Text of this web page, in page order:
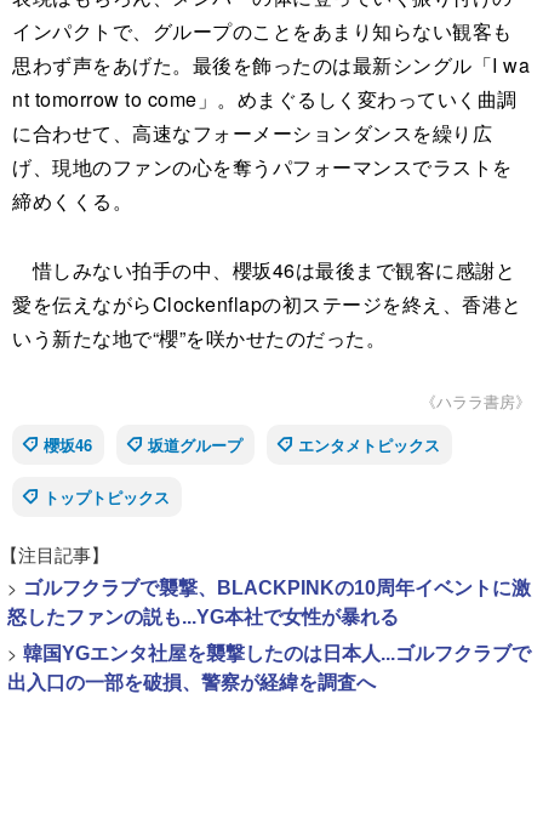
インパクトで、グループのことをあまり知らない観客も
思わず声をあげた。最後を飾ったのは最新シングル「I wa
nt tomorrow to come」。めまぐるしく変わっていく曲調
に合わせて、高速なフォーメーションダンスを繰り広
げ、現地のファンの心を奪うパフォーマンスでラストを
締めくくる。
惜しみない拍手の中、櫻坂46は最後まで観客に感謝と
愛を伝えながらClockenflapの初ステージを終え、香港と
いう新たな地で“櫻”を咲かせたのだった。
《ハララ書房》
櫻坂46
坂道グループ エンタメトピックス
トップトピックス
【注目記事】
> ゴルフクラブで襲撃、BLACKPINKの10周年イベントに激
怒したファンの説も...YG本社で女性が暴れる
> 韓国YGエンタ社屋を襲撃したのは日本人...ゴルフクラブで
出入口の一部を破損、警察が経緯を調査へ